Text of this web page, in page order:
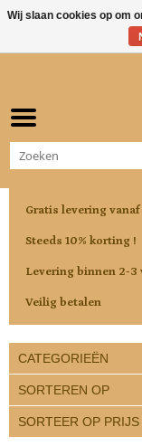
Gratis levering vanaf
Steeds 10% korting !
Levering binnen 2-3
Veilig betalen
CATEGORIEËN
SORTEREN OP
SORTEER OP PRIJS
Wij slaan cookies op om